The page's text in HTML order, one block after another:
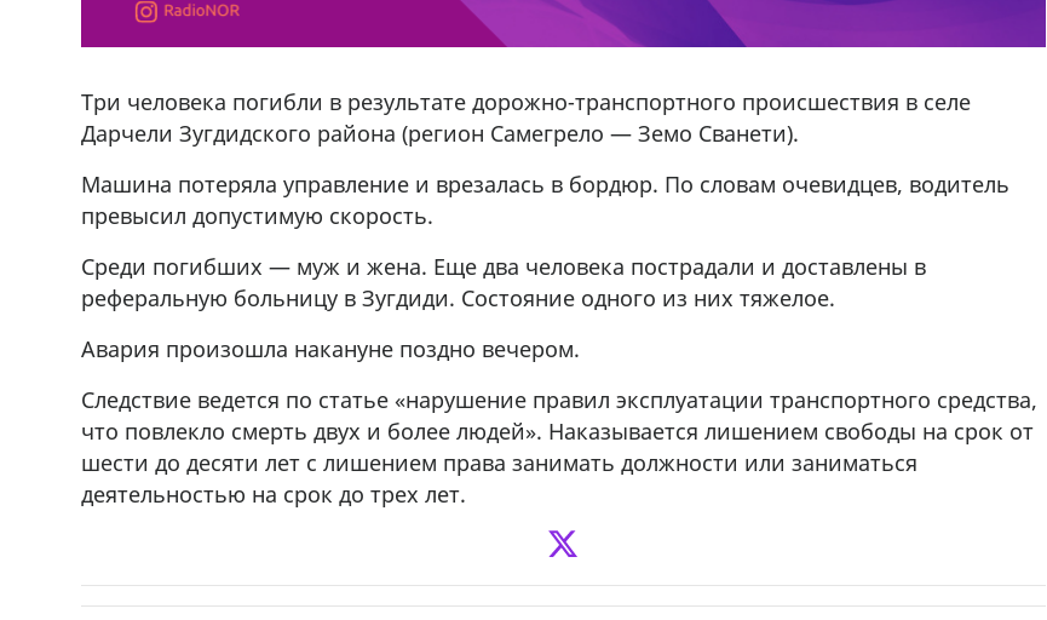
Три человека погибли в результате дорожно-транспортного происшествия в селе
Дарчели Зугдидского района (регион Самегрело — Земо Сванети).
Машина потеряла управление и врезалась в бордюр. По словам очевидцев, водитель
превысил допустимую скорость.
Среди погибших — муж и жена. Еще два человека пострадали и доставлены в
реферальную больницу в Зугдиди. Состояние одного из них тяжелое.
Авария произошла накануне поздно вечером.
Следствие ведется по статье «нарушение правил эксплуатации транспортного средства,
что повлекло смерть двух и более людей». Наказывается лишением свободы на срок от
шести до десяти лет с лишением права занимать должности или заниматься
деятельностью на срок до трех лет.
30 57
Продается соль оптом и в розницу в
мешках, 500 22 47 42